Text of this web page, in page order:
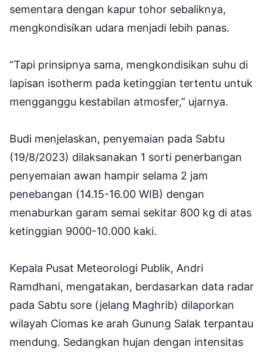
sementara dengan kapur tohor sebaliknya,
mengkondisikan udara menjadi lebih panas.
“Tapi prinsipnya sama, mengkondisikan suhu di
lapisan isotherm pada ketinggian tertentu untuk
mengganggu kestabilan atmosfer,” ujarnya.
Budi menjelaskan, penyemaian pada Sabtu
(19/8/2023) dilaksanakan 1 sorti penerbangan
penyemaian awan hampir selama 2 jam
penebangan (14.15-16.00 WIB) dengan
menaburkan garam semai sekitar 800 kg di atas
ketinggian 9000-10.000 kaki.
Kepala Pusat Meteorologi Publik, Andri
Ramdhani, mengatakan, berdasarkan data radar
pada Sabtu sore (jelang Maghrib) dilaporkan
wilayah Ciomas ke arah Gunung Salak terpantau
mendung. Sedangkan hujan dengan intensitas